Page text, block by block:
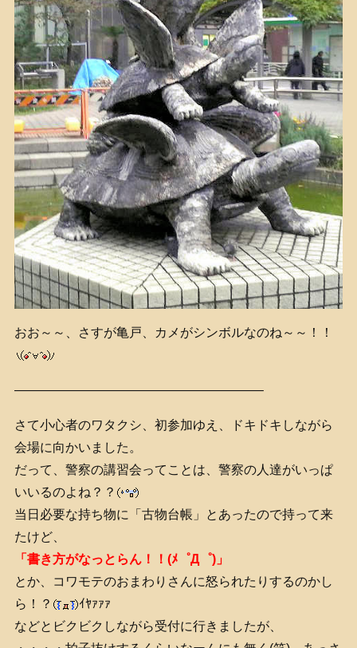
おお～～、さすが亀戸、カメがシンボルなのね～～！！
———————————————————–
さて小心者のワタクシ、初参加ゆえ、ドキドキしながら
会場に向かいました。
だって、警察の講習会ってことは、警察の人達がいっぱ
いいるのよね？？
当日必要な持ち物に「古物台帳」とあったので持って来
たけど、
「書き方がなっとらん！！(ﾒ゜Д゜)」
とか、コワモテのおまわりさんに怒られたりするのかし
ら！？
ｲﾔｧｧｧ
などとビクビクしながら受付に行きましたが、